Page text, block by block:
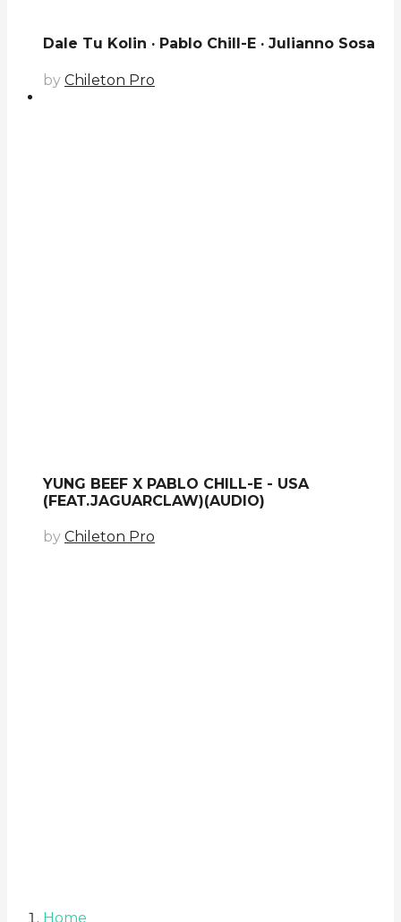
Dale Tu Kolin · Pablo Chill-E · Julianno Sosa
by Chileton Pro
YUNG BEEF X PABLO CHILL-E - USA
(FEAT.JAGUARCLAW)(AUDIO)
by Chileton Pro
Home